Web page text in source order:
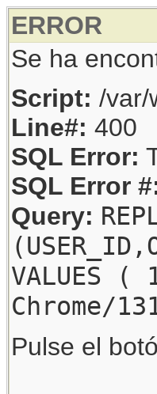
ERROR
Se ha
Script: /var/
Line#: 400
SQL Error:
SQL Error
Query:
VALUES
Chrome/
Pulse el